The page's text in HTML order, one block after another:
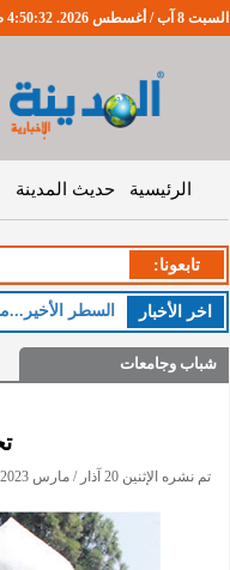
السبت 8 آب / أغسطس 2026. 4:50:33 صباحاً
الرئيسية حديث المدينة
تابعونا:
اخر اﻷخبار
شباب وجامعات
تم نشره الإثنين 20 آذار / مارس 2023 12:46 صباحاً